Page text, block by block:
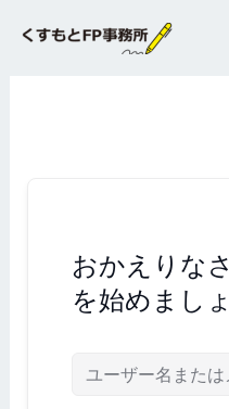
おかえりな
を始めまし